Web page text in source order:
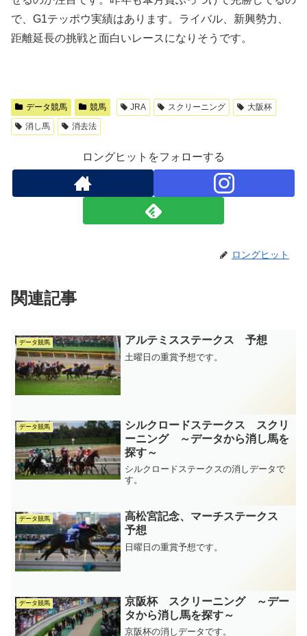
で、G1テッポウ実績はあります。ライバル、新興勢力、
距離延長の挑戦と面白いレースになりそうです。
データ競馬 競馬 JRA スクリーニング
大阪杯
消し馬
消去法
ロングヒットをフォローする
ロングヒット
関連記事
データ競馬 アルテミスステークス 予想
土曜日の重賞予想です。
データ競馬
シルクロードステークス スクリ
ーニング ～データから消し馬を
探す～
シルクロードステークスの消しデータで
す。
データ競馬
高松宮記念、マーチステークス
予想
日曜日の重賞予想です。
データ競馬
京阪杯 スクリーニング ～デー
タから消し馬を探す～
京阪杯の消しデータです。